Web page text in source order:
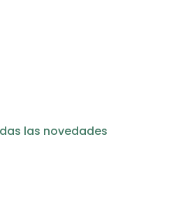
las novedades